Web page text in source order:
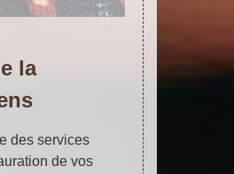
la
des services
de vos